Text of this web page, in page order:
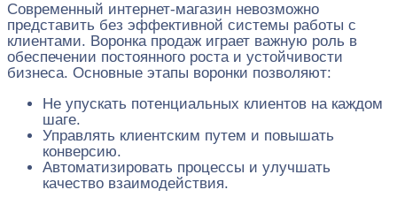
Современный интернет-магазин невозможно
представить без эффективной системы работы с
клиентами. Воронка продаж играет важную роль в
обеспечении постоянного роста и устойчивости
бизнеса. Основные этапы воронки позволяют:
Не упускать потенциальных клиентов на каждом
шаге.
Управлять клиентским путем и повышать
конверсию.
Автоматизировать процессы и улучшать
качество взаимодействия.